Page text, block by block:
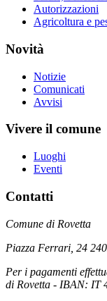
Autorizzazioni
Agricoltura e
Novità
Notizie
Comunicati
Avvisi
Vivere il comune
Luoghi
Eventi
Contatti
Comune di Rovetta
Piazza Ferrari, 24
Per i pagamenti
di Rovetta - IBAN: IT